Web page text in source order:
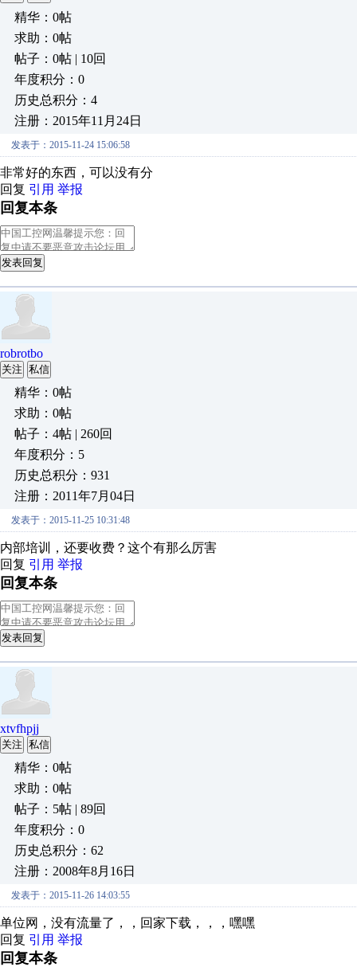
精华：0帖
求助：0帖
帖子：0帖 | 10回
年度积分：0
历史总积分：4
注册：2015年11月24日
发表于：2015-11-24 15:06:58
非常好的东西，可以没有分
回复 引用 举报
回复本条
发表回复
robrotbo
关注 私信
精华：0帖
求助：0帖
帖子：4帖 | 260回
年度积分：5
历史总积分：931
注册：2011年7月04日
发表于：2015-11-25 10:31:48
内部培训，还要收费？这个有那么厉害
回复 引用 举报
回复本条
发表回复
xtvfhpjj
关注 私信
精华：0帖
求助：0帖
帖子：5帖 | 89回
年度积分：0
历史总积分：62
注册：2008年8月16日
发表于：2015-11-26 14:03:55
单位网，没有流量了，，回家下载，，，嘿嘿
回复 引用 举报
回复本条